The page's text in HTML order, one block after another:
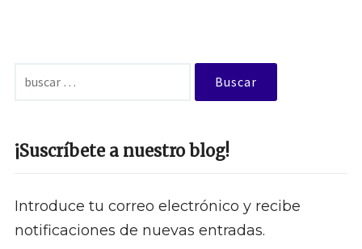
¡Suscríbete a nuestro blog!
Introduce tu correo electrónico y recibe
notificaciones de nuevas entradas.